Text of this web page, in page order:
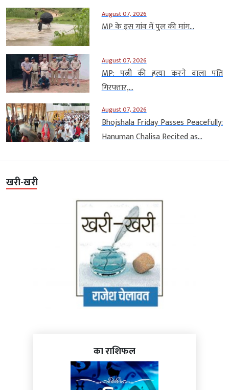
August 07, 2026
MP के इस गांव में पुल की मांग...
August 07, 2026
MP: पत्नी की हत्या करने वाला पति
गिरफ्तार,...
August 07, 2026
Bhojshala Friday Passes Peacefully:
Hanuman Chalisa Recited as...
खरी-खरी
का राशिफल